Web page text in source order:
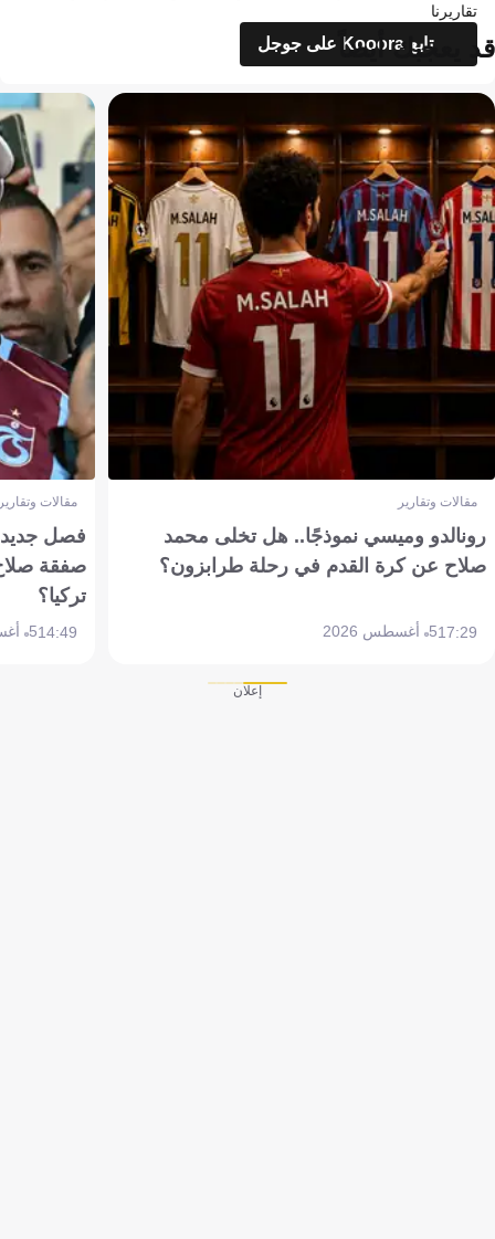
تقاريرنا
تابع Kooora على جوجل
قد يعجبك أيضاً
مقالات وتقارير
رونالدو وميسي نموذجًا.. هل تخلى محمد
صلاح عن كرة القدم في رحلة طرابزون؟
17:295 أغسطس 2026
مقالات
فصل جديد
صفقة
تركيا؟
14:495 أغسطس 2026
إعلان